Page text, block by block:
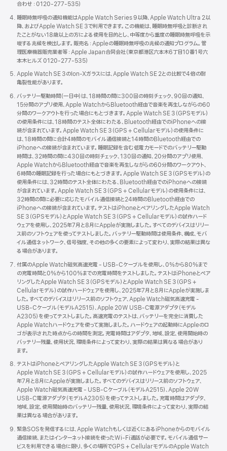
合わせ：0120-277-535）
睡眠時無呼吸の通知機能はApple Watch Series 9以降、Apple Watch Ultra 2以
降、およびApple Watch SE 3で利用できます。この機能は、睡眠時無呼吸と診断され
たことがない18歳以上の方による使用を目的とし、中等度から重度の睡眠時無呼吸を示
唆する兆候を検出します。販売名：Appleの睡眠時無呼吸の兆候の通知プログラム。管
理医療機器販売業者等：Apple Japan合同会社（東京都港区六本木6丁目10番1号六
本木ヒルズ 0120-277-5 3 5 ）
Apple Watch SE 3のIon-Xガラスには、Apple Watch SE 2との比較で4倍の耐
亀裂性能がありま す 。
バッテリー駆動時間（一日中）は、18時間の間に300回の時刻チェック、90回の通知、
15分間のアプリ使用、Apple WatchからBluetooth経由で音楽を再生しながらの60
分間のワークアウトを行った場合にもとづきます。Apple Watch SE 3（GPSモデル）
の使用条件には、18時間のテスト全体にわたる、Bluetooth経由でのiPhoneへの接
続が含まれています。Apple Watch SE 3（GPS + Cellularモデル）の使用条件に
は、18時間の間に合計4時間のモバイル通信接続と14時間のBluetooth経由での
iPhoneへの接続が含まれています。睡眠記録を含む低電力モードでのバッテリー駆動
時間は、32時間の間に430回の時刻チェック、130回の通知、20分間のアプリ使用、
Apple WatchからBluetooth経由で音楽を再生しながらの60分間のワークアウト、
6時間の睡眠記録を行った場合にもとづきます。Apple Watch SE 3（GPSモデル）の
使用条件には、32時間のテスト全体にわたる、Bluetooth経由でのiPhoneへの接続
が含まれています。Apple Watch SE 3（GPS + Cellularモデル）の使用条件には、
32時間の間に必要に応じたモバイル通信接続と24時間のBluetooth経由での
iPhoneへの接続が含まれています。テストはiPhoneとペアリングしたApple Watch
SE 3（GPSモデル）とApple Watch SE 3（GPS + Cellularモデル）の試作ハード
ウェアを使用し、2025年7月と8月にAppleが実施しました。すべてのデバイスはリリー
ス前のソフトウェアを使ってテストしました。バッテリー駆動時間は使用条件、構成、モバ
イル通信ネットワーク、信号強度、その他の多くの要素によって変わり、実際の結果は異な
る場合がありま す 。
付属のApple Watch磁気高速充電 - USB - Cケーブルを使用し、0%から80%まで
の充電時間と0%から100%までの充電時間をテストしました。テストはiPhoneとペア
リングしたApple Watch SE 3（GPSモデル）とApple Watch SE 3（GPS +
Cellularモデル）の試作ハードウェアを使用し、2025年7月と8月にAppleが実施しま
した。すべてのデバイスはリリース前のソフトウェア、Apple Watch磁気高速充電 -
USB - Cケーブル（モデルA2515）、Apple 20W USB - C電源アダプタ（モデル
A2305）を使ってテストしました。高速充電のテストは、バッテリーを完全に消費した
Apple Watchハードウェアを使って実施しました。ハードウェアの起動時にAppleのロ
ゴが表示された時点からの時間を測定。充電時間はアダプタ、地域、設定、使用開始時の
バッテリー残量、使用状況、環境条件によって変わり、実際の結果は異なる場合があり
ま す 。
テストはiPhoneとペアリングしたApple Watch SE 3（GPSモデル）と
Apple Watch SE 3（GPS + Cellularモデル）の試作ハードウェアを使用し、2025
年7月と8月にAppleが実施しました。すべてのデバイスはリリース前のソフトウェア、
Apple Watch磁気高速充電 - USB - Cケーブル（モデルA2515）、Apple 20W
USB - C電源アダプタ（モデルA2305）を使ってテストしました。充電時間はアダプタ、
地域、設定、使用開始時のバッテリー残量、使用状況、環境条件によって変わり、実際の結
果は異なる場合がありま す 。
緊急SOSを発信するには、Apple Watchもしくは近くにあるiPhoneからのモバイル
通信接続、またはインターネット接続を使ったWi - Fi通話が必要です。モバイル通信サー
ビスを利用できる場合に限り、多くの場所でGPS + CellularモデルのApple Watch